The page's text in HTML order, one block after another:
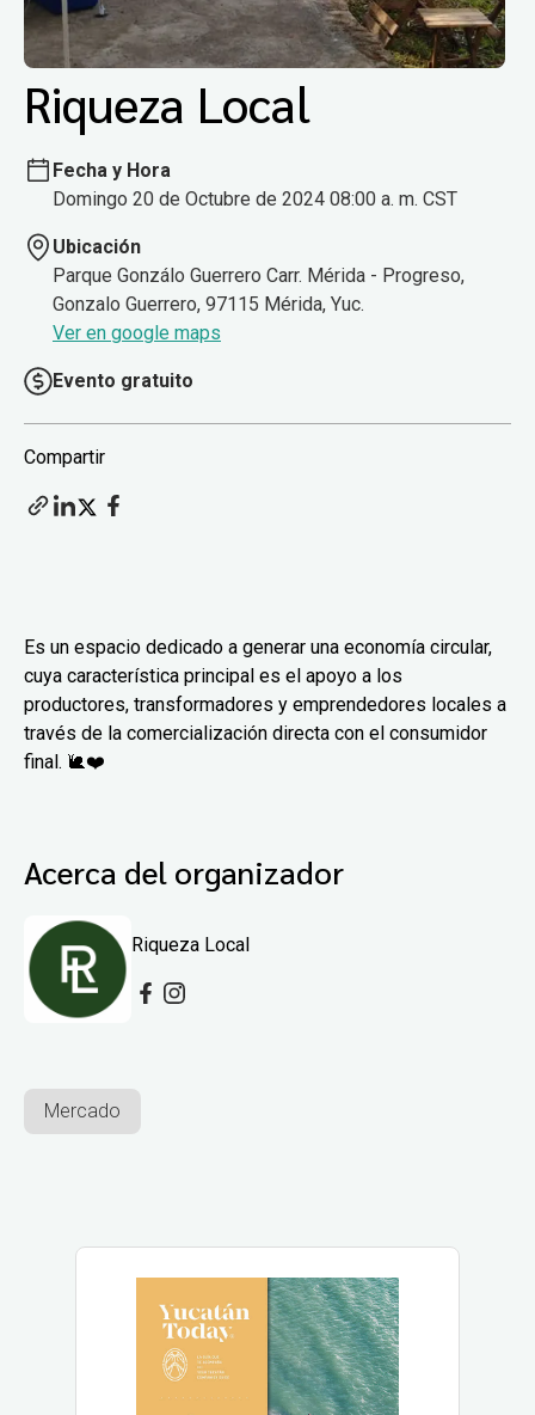
Riqueza Local
Fecha y Hora
Domingo 20 de Octubre de 2024 08:00 a. m. CST
Ubicación
Parque Gonzálo Guerrero Carr. Mérida - Progreso,
Gonzalo Guerrero, 97115 Mérida, Yuc.
Ver en google maps
Evento gratuito
Compartir
Es un espacio dedicado a generar una economía circular,
cuya característica principal es el apoyo a los
productores, transformadores y emprendedores locales a
través de la comercialización directa con el consumidor
final. 🐌❤️
Acerca del organizador
Riqueza Local
Mercado